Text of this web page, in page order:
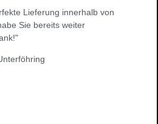
Lieferung innerhalb von
Sie bereits weiter